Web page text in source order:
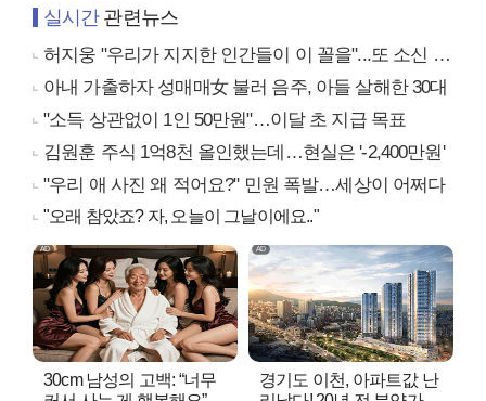
실시간관련뉴스
허지웅 "우리가 지지한 인간들이 이 꼴을"...또 소신 발언
아내 가출하자 성매매女 불러 음주, 아들 살해한 30대
"소득 상관없이 1인 50만원"…이달 초 지급 목표
김원훈 주식 1억8천 올인했는데…현실은 '-2,400만원'
"우리 애 사진 왜 적어요?" 민원 폭발…세상이 어쩌다
"오래 참았죠? 자, 오늘이 그날이에요.."
30cm 남성의 고백: “너무
경기도 이천, 아파트값 난